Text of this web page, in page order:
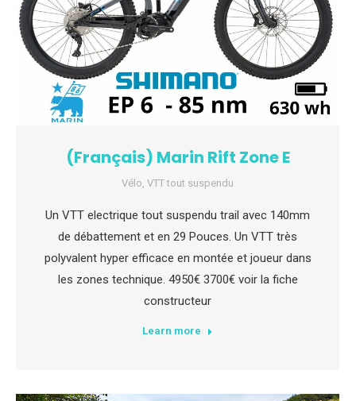
(Français) Marin Rift Zone E
Vélo, VTT tout suspendu
Un VTT electrique tout suspendu trail avec 140mm
de débattement et en 29 Pouces. Un VTT très
polyvalent hyper efficace en montée et joueur dans
les zones technique. 4950€ 3700€ voir la fiche
constructeur
Learn more